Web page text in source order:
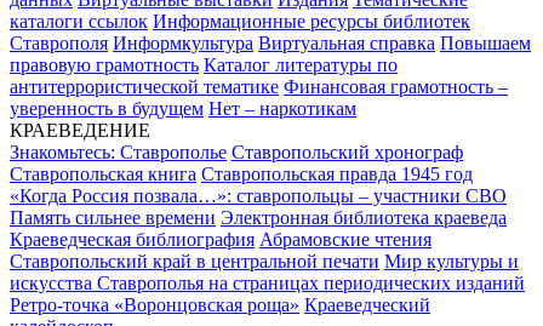
каталоги ссылок Информационные ресурсы библиотек
Ставрополя Информкультура Виртуальная справка Повышаем
правовую грамотность Каталог литературы по
антитеррористической тематике Финансовая грамотность –
уверенность в будущем Нет – наркотикам
КРАЕВЕДЕНИЕ
Знакомьтесь: Ставрополье Ставропольский хронограф
Ставропольская книга Ставропольская правда 1945 год
«Когда Россия позвала…»: ставропольцы – участники СВО
Память сильнее времени Электронная библиотека краеведа
Краеведческая библиография Абрамовские чтения
Ставропольский край в центральной печати Мир культуры и
искусства Ставрополья на страницах периодических изданий
Ретро-точка «Воронцовская роща» Краеведческий